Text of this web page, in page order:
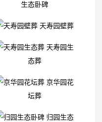
生态卧碑
天寿园壁葬
天寿园生
态葬
京华园花
坛葬
归园生态